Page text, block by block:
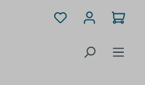
Du hast 0